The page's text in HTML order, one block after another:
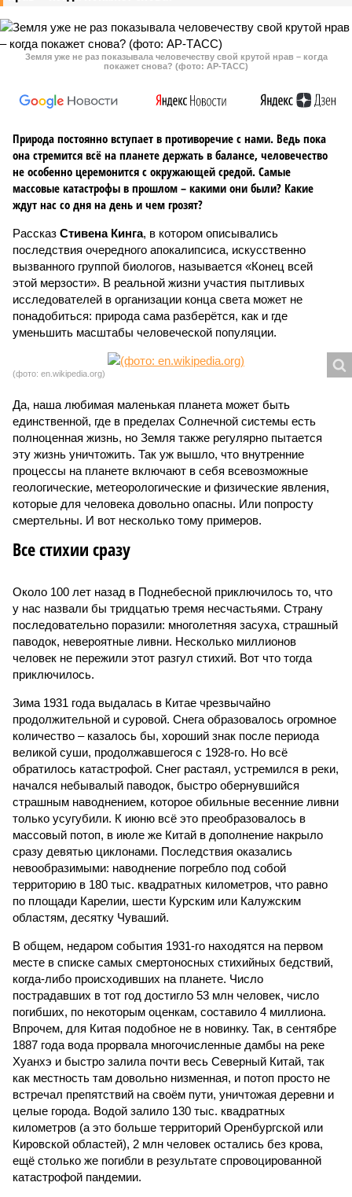
Земля уже не раз показывала человечеству свой крутой нрав – когда
покажет снова? (фото: АР-ТАСС)
Природа постоянно вступает в противоречие с нами. Ведь пока
она стремится всё на планете держать в балансе, человечество
не особенно церемонится с окружающей средой. Самые
массовые катастрофы в прошлом – какими они были? Какие
ждут нас со дня на день и чем грозят?
Рассказ Стивена Кинга, в котором описывались
последствия очередного апокалипсиса, искусственно
вызванного группой биологов, называется «Конец всей
этой мерзости». В реальной жизни участия пытливых
исследователей в организации конца света может не
понадобиться: природа сама разберётся, как и где
уменьшить масштабы человеческой популяции.
(фото: en.wikipedia.org)
Да, наша любимая маленькая планета может быть
единственной, где в пределах Солнечной системы есть
полноценная жизнь, но Земля также регулярно пытается
эту жизнь уничтожить. Так уж вышло, что внутренние
процессы на планете включают в себя всевозможные
геологические, метеорологические и физические явления,
которые для человека довольно опасны. Или попросту
смертельны. И вот несколько тому примеров.
Все стихии сразу
Около 100 лет назад в Поднебесной приключилось то, что
у нас назвали бы тридцатью тремя несчастьями. Страну
последовательно поразили: многолетняя засуха, страшный
паводок, невероятные ливни. Несколько миллионов
человек не пережили этот разгул стихий. Вот что тогда
приключилось.
Зима 1931 года выдалась в Китае чрезвычайно
продолжительной и суровой. Снега образовалось огромное
количество – казалось бы, хороший знак после периода
великой суши, продолжавшегося с 1928-го. Но всё
обратилось катастрофой. Снег растаял, устремился в реки,
начался небывалый паводок, быстро обернувшийся
страшным наводнением, которое обильные весенние ливни
только усугубили. К июню всё это преобразовалось в
массовый потоп, в июле же Китай в дополнение накрыло
сразу девятью циклонами. Последствия оказались
невообразимыми: наводнение погребло под собой
территорию в 180 тыс. квадратных километров, что равно
по площади Карелии, шести Курским или Калужским
областям, десятку Чуваший.
В общем, недаром события 1931-го находятся на первом
месте в списке самых смертоносных стихийных бедствий,
когда-либо происходивших на планете. Число
пострадавших в тот год достигло 53 млн человек, число
погибших, по некоторым оценкам, составило 4 миллиона.
Впрочем, для Китая подобное не в новинку. Так, в сентябре
1887 года вода прорвала многочисленные дамбы на реке
Хуанхэ и быстро залила почти весь Северный Китай, так
как местность там довольно низменная, и потоп просто не
встречал препятствий на своём пути, уничтожая деревни и
целые города. Водой залило 130 тыс. квадратных
километров (а это больше территорий Оренбургской или
Кировской областей), 2 млн человек остались без крова,
ещё столько же погибли в результате спровоцированной
катастрофой пандемии.